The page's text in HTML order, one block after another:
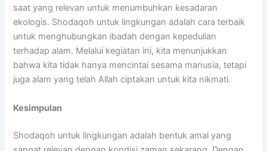
saat yang relevan untuk menumbuhkan kesadaran
ekologis. Shodaqoh untuk lingkungan adalah cara terbaik
untuk menghubungkan ibadah dengan kepedulian
terhadap alam. Melalui kegiatan ini, kita menunjukkan
bahwa kita tidak hanya mencintai sesama manusia, tetapi
juga alam yang telah Allah ciptakan untuk kita nikmati.
Kesimpulan
Shodaqoh untuk lingkungan adalah bentuk amal yang